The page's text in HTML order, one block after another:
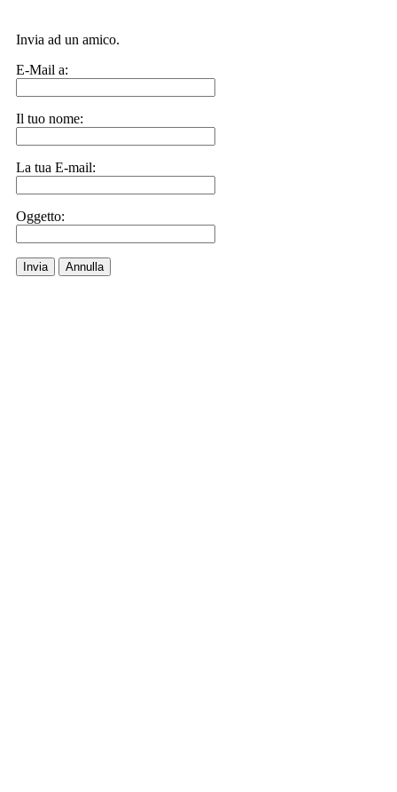
Invia ad un amico.
E-Mail a:
Il tuo nome:
La tua E-mail:
Oggetto:
Invia Annulla